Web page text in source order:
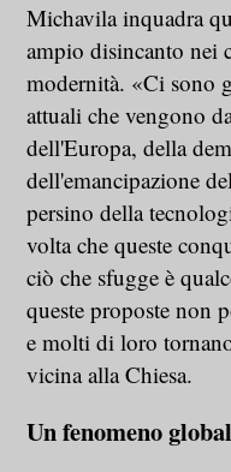
Michavila inquadra
ampio disincanto nei
modernità. «Ci sono
attuali che vengono
dell'Europa, della
dell'emancipazione
persino della
volta che queste
ciò che sfugge è
queste proposte non
e molti di loro
vicina alla Chiesa.
Un fenomeno